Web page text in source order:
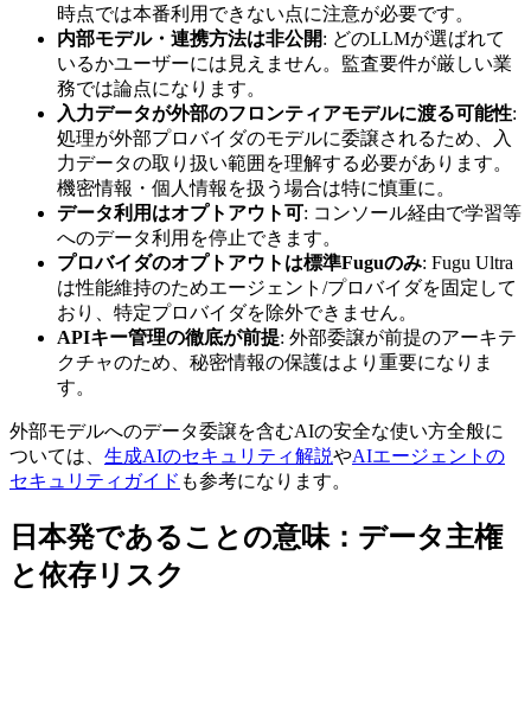
時点では本番利用できない点に注意が必要です。
内部モデル・連携方法は非公開: どのLLMが選ばれて
いるかユーザーには見えません。監査要件が厳しい業
務では論点になります。
入力データが外部のフロンティアモデルに渡る可能性:
処理が外部プロバイダのモデルに委譲されるため、入
力データの取り扱い範囲を理解する必要があります。
機密情報・個人情報を扱う場合は特に慎重に。
データ利用はオプトアウト可: コンソール経由で学習等
へのデータ利用を停止できます。
プロバイダのオプトアウトは標準Fuguのみ: Fugu Ultra
は性能維持のためエージェント/プロバイダを固定して
おり、特定プロバイダを除外できません。
APIキー管理の徹底が前提: 外部委譲が前提のアーキテ
クチャのため、秘密情報の保護はより重要になりま
す。
外部モデルへのデータ委譲を含むAIの安全な使い方全般に
ついては、 生成AIのセキュリティ解説やAIエージェントの
セキュリティガイド も参考になります。
日本発であることの意味：データ主権
と依存リスク